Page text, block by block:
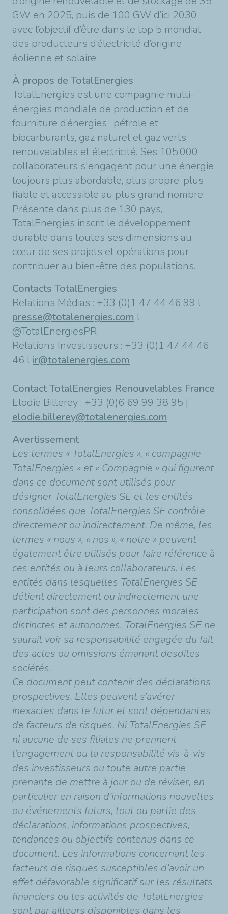
GW en 2025, puis de 100 GW d’ici 2030
avec l’objectif d’être dans le top 5 mondial
des producteurs d’électricité d’origine
éolienne et solaire.
À propos de TotalEnergies
TotalEnergies est une compagnie multi-
énergies mondiale de production et de
fourniture d’énergies : pétrole et
biocarburants, gaz naturel et gaz verts,
renouvelables et électricité. Ses 105.000
collaborateurs s'engagent pour une énergie
toujours plus abordable, plus propre, plus
fiable et accessible au plus grand nombre.
Présente dans plus de 130 pays,
TotalEnergies inscrit le développement
durable dans toutes ses dimensions au
cœur de ses projets et opérations pour
contribuer au bien-être des populations.
Contacts TotalEnergies
Relations Médias : +33 (0)1 47 44 46 99 l
presse@totalenergies.com l
@TotalEnergiesPR
Relations Investisseurs : +33 (0)1 47 44 46
46 l ir@totalenergies.com
Contact TotalEnergies Renouvelables France
Elodie Billerey : +33 (0)6 69 99 38 95 |
elodie.billerey@totalenergies.com
Avertissement
Les termes « TotalEnergies », « compagnie
TotalEnergies » et « Compagnie » qui figurent
dans ce document sont utilisés pour
désigner TotalEnergies SE et les entités
consolidées que TotalEnergies SE contrôle
directement ou indirectement. De même, les
termes « nous », « nos », « notre » peuvent
également être utilisés pour faire référence à
ces entités ou à leurs collaborateurs. Les
entités dans lesquelles TotalEnergies SE
détient directement ou indirectement une
participation sont des personnes morales
distinctes et autonomes. TotalEnergies SE ne
saurait voir sa responsabilité engagée du fait
des actes ou omissions émanant desdites
sociétés.
Ce document peut contenir des déclarations
prospectives. Elles peuvent s’avérer
inexactes dans le futur et sont dépendantes
de facteurs de risques. Ni TotalEnergies SE
ni aucune de ses filiales ne prennent
l’engagement ou la responsabilité vis-à-vis
des investisseurs ou toute autre partie
prenante de mettre à jour ou de réviser, en
particulier en raison d’informations nouvelles
ou événements futurs, tout ou partie des
déclarations, informations prospectives,
tendances ou objectifs contenus dans ce
document. Les informations concernant les
facteurs de risques susceptibles d’avoir un
effet défavorable significatif sur les résultats
financiers ou les activités de TotalEnergies
sont par ailleurs disponibles dans les